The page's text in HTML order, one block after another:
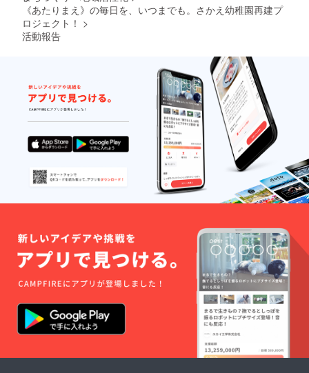
《あたりまえ》の毎日を、いつまでも。さかえ幼稚園再建プ
ロジェクト！ >
活動報告